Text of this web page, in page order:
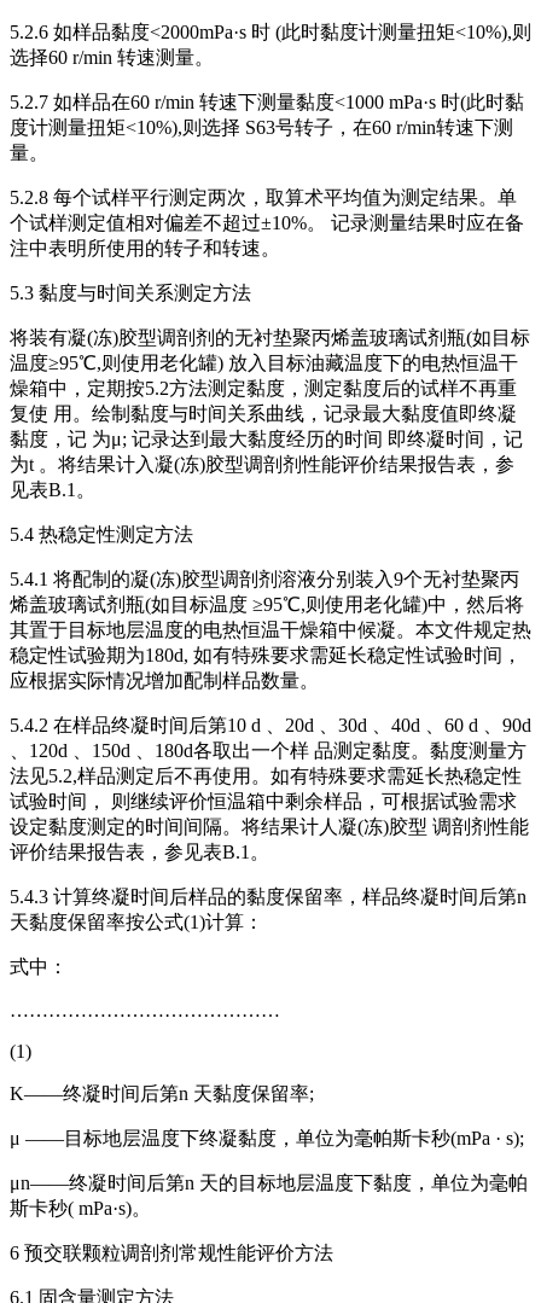
5.2.6 如样品黏度<2000mPa·s 时 (此时黏度计测量扭矩<10%),则
选择60 r/min 转速测量。
5.2.7 如样品在60 r/min 转速下测量黏度<1000 mPa·s 时(此时黏
度计测量扭矩<10%),则选择 S63号转子，在60 r/min转速下测
量。
5.2.8 每个试样平行测定两次，取算术平均值为测定结果。单
个试样测定值相对偏差不超过±10%。 记录测量结果时应在备
注中表明所使用的转子和转速。
5.3 黏度与时间关系测定方法
将装有凝(冻)胶型调剖剂的无衬垫聚丙烯盖玻璃试剂瓶(如目标
温度≥95℃,则使用老化罐) 放入目标油藏温度下的电热恒温干
燥箱中，定期按5.2方法测定黏度，测定黏度后的试样不再重
复使 用。绘制黏度与时间关系曲线，记录最大黏度值即终凝
黏度，记 为μ; 记录达到最大黏度经历的时间 即终凝时间，记
为t 。将结果计入凝(冻)胶型调剖剂性能评价结果报告表，参
见表B.1。
5.4 热稳定性测定方法
5.4.1 将配制的凝(冻)胶型调剖剂溶液分别装入9个无衬垫聚丙
烯盖玻璃试剂瓶(如目标温度 ≥95℃,则使用老化罐)中，然后将
其置于目标地层温度的电热恒温干燥箱中候凝。本文件规定热
稳定性试验期为180d, 如有特殊要求需延长稳定性试验时间，
应根据实际情况增加配制样品数量。
5.4.2 在样品终凝时间后第10 d 、20d 、30d 、40d 、60 d 、90d
、120d 、150d 、180d各取出一个样 品测定黏度。黏度测量方
法见5.2,样品测定后不再使用。如有特殊要求需延长热稳定性
试验时间， 则继续评价恒温箱中剩余样品，可根据试验需求
设定黏度测定的时间间隔。将结果计人凝(冻)胶型 调剖剂性能
评价结果报告表，参见表B.1。
5.4.3 计算终凝时间后样品的黏度保留率，样品终凝时间后第n
天黏度保留率按公式(1)计算：
式中：
……………………………………
(1)
K——终凝时间后第n 天黏度保留率;
μ ——目标地层温度下终凝黏度，单位为毫帕斯卡秒(mPa · s);
μn——终凝时间后第n 天的目标地层温度下黏度，单位为毫帕
斯卡秒( mPa·s)。
6 预交联颗粒调剖剂常规性能评价方法
6.1 固含量测定方法